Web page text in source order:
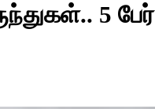
5 பேர்